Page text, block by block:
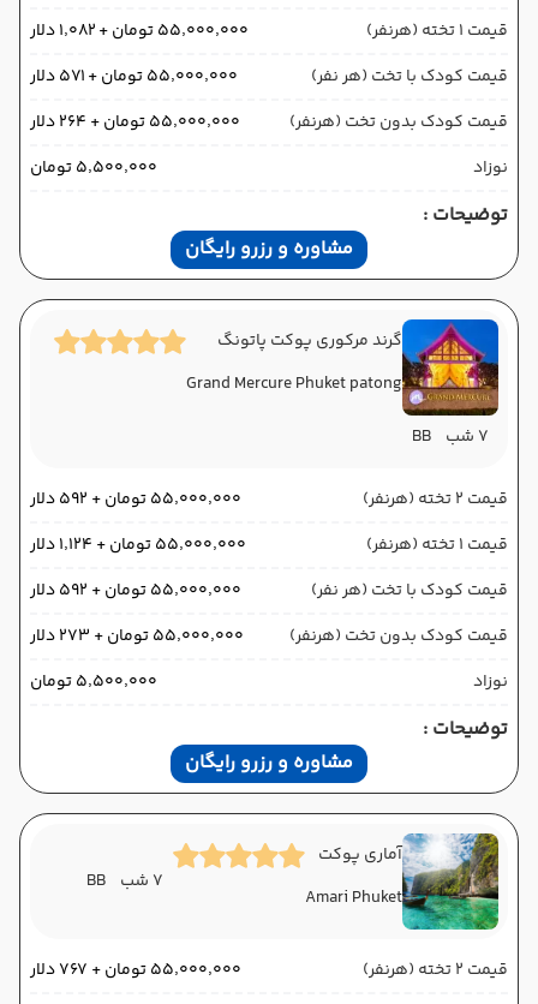
قیمت 1 تخته (هرنفر)
۵۵٬۰۰۰٬۰۰۰ تومان + ۱٬۰۸۲ دلار
قیمت کودک با تخت (هر نفر)
۵۵٬۰۰۰٬۰۰۰ تومان + ۵۷۱ دلار
قیمت کودک بدون تخت (هرنفر)
۵۵٬۰۰۰٬۰۰۰ تومان + ۲۶۴ دلار
نوزاد
۵٬۵۰۰٬۰۰۰ تومان
توضیحات :
مشاوره و رزرو رایگان
گرند مرکوری پوکت پاتونگ
Grand Mercure Phuket patong
7 شب
BB
قیمت 2 تخته (هرنفر)
۵۵٬۰۰۰٬۰۰۰ تومان + ۵۹۲ دلار
قیمت 1 تخته (هرنفر)
۵۵٬۰۰۰٬۰۰۰ تومان + ۱٬۱۲۴ دلار
قیمت کودک با تخت (هر نفر)
۵۵٬۰۰۰٬۰۰۰ تومان + ۵۹۲ دلار
قیمت کودک بدون تخت (هرنفر)
۵۵٬۰۰۰٬۰۰۰ تومان + ۲۷۳ دلار
نوزاد
۵٬۵۰۰٬۰۰۰ تومان
توضیحات :
مشاوره و رزرو رایگان
آماری پوکت
Amari Phuket
7 شب BB
قیمت 2 تخته (هرنفر)
۵۵٬۰۰۰٬۰۰۰ تومان + ۷۶۷ دلار